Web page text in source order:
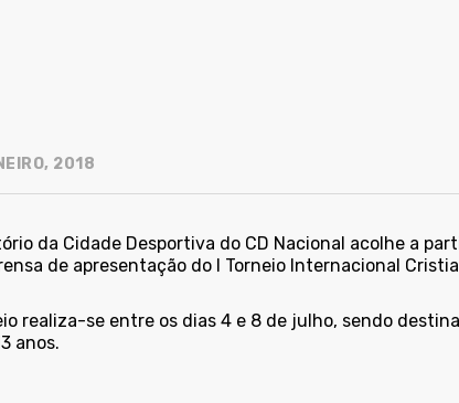
2018
da Cidade Desportiva do CD Nacional acolhe a
de apresentação do I Torneio Internacional
realiza-se entre os dias 4 e 8 de julho, sendo
anos.